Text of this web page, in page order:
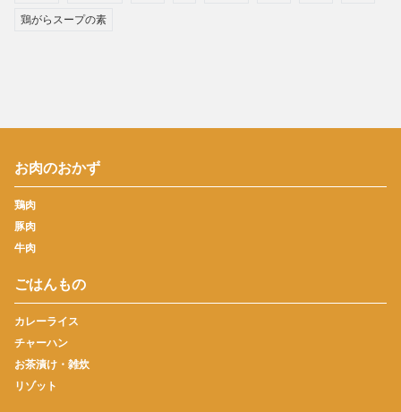
鶏がらスープの素
お肉のおかず
鶏肉
豚肉
牛肉
ごはんもの
カレーライス
チャーハン
お茶漬け・雑炊
リゾット